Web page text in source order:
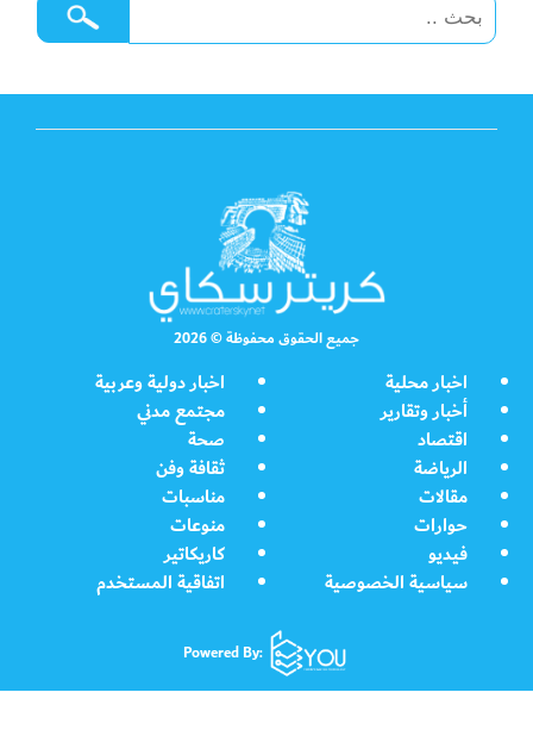
جميع الحقوق محفوظة © 2026
اخبار محلية
اخبار دولية وعربية
أخبار وتقارير
مجتمع مدني
اقتصاد
صحة
الرياضة
ثقافة وفن
مقالات
مناسبات
حوارات
منوعات
فيديو
كاريكاتير
سياسية الخصوصية
اتفاقية المستخدم
Powered By: